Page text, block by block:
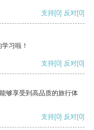
支持[0] 反对[0]
习啦！
支持[0] 反对[0]
够享受到高品质的旅行体
支持[0] 反对[0]